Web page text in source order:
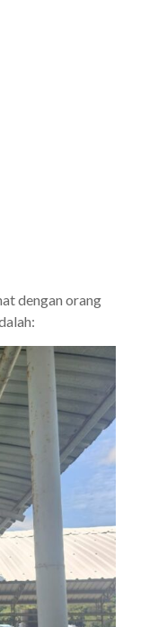
dengan orang